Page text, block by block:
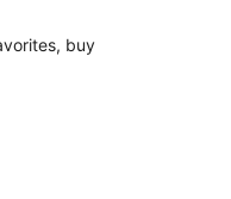
buy